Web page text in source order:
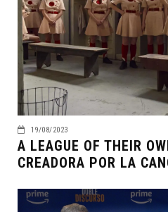
19/08/2023
A LEAGUE OF THEIR
CREADORA POR LA